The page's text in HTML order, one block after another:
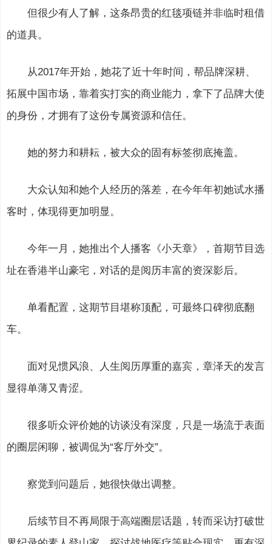
但很少有人了解，这条昂贵的红毯项链并非临时租借
的道具。
从2017年开始，她花了近十年时间，帮品牌深耕、
拓展中国市场，靠着实打实的商业能力，拿下了品牌大使
的身份，才拥有了这份专属资源和信任。
她的努力和耕耘，被大众的固有标签彻底掩盖。
大众认知和她个人经历的落差，在今年年初她试水播
客时，体现得更加明显。
今年一月，她推出个人播客《小天章》，首期节目选
址在香港半山豪宅，对话的是阅历丰富的资深影后。
单看配置，这期节目堪称顶配，可最终口碑彻底翻
车。
面对见惯风浪、人生阅历厚重的嘉宾，章泽天的发言
显得单薄又青涩。
很多听众评价她的访谈没有深度，只是一场流于表面
的圈层闲聊，被调侃为“客厅外交”。
察觉到问题后，她很快做出调整。
后续节目不再局限于高端圈层话题，转而采访打破世